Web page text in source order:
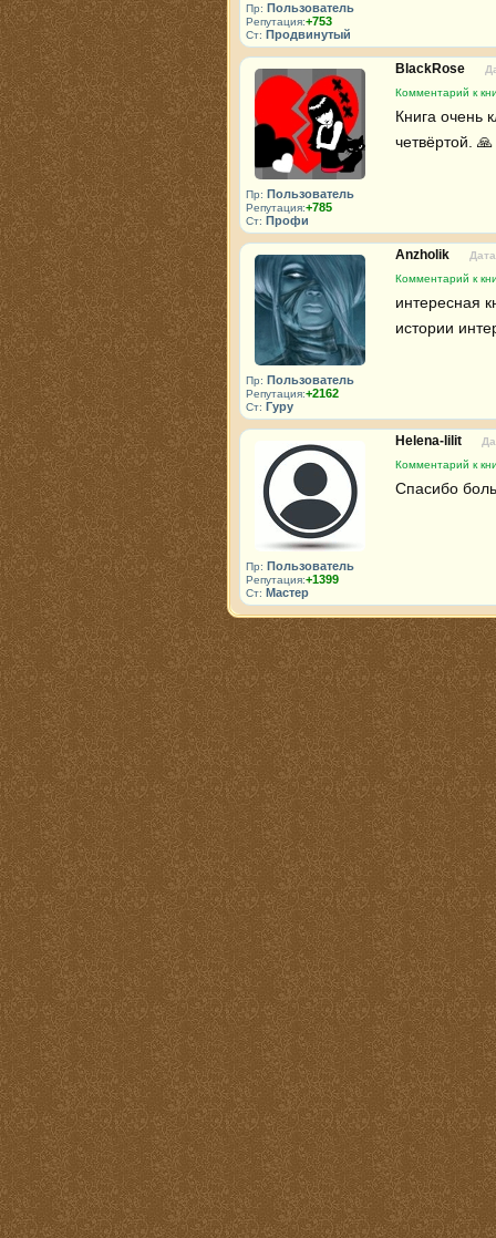
Пр: Пользователь
Репутация:+753
Ст: Продвинутый
Пр: Пользователь
Репутация:+785
Ст: Профи
BlackRose
Комментарий к
Книга очень
четвёртой.
Пр: Пользователь
Репутация:+2162
Ст: Гуру
Anzholik
Комментарий к
интересная
истории
Пр: Пользователь
Репутация:+1399
Ст: Мастер
Helena-lilit
Комментарий к
Спасибо